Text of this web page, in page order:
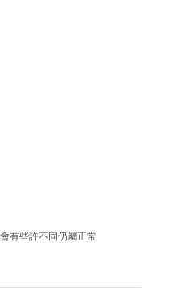
有些許不同仍屬正常